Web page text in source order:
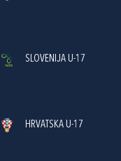
SLOVENIJA U-17
HRVATSKA U-17